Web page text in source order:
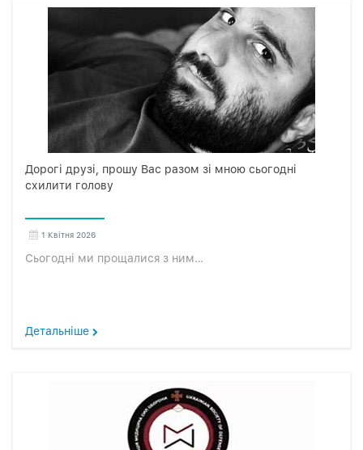
Дорогі друзі, прошу Вас разом зі мною сьогодні
схилити голову
1 Квітня 2026
Сьогодні ми прощалися з ним…
Детальніше